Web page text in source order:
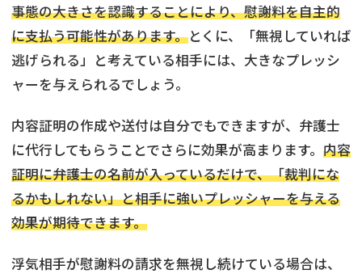
事態の大きさを認識することにより、慰謝料を自主的
に支払う可能性があります。とくに、「無視していれば
逃げられる」と考えている相手には、大きなプレッシ
ャーを与えられるでしょう。
内容証明の作成や送付は自分でもできますが、弁護士
に代行してもらうことでさらに効果が高まります。 内容
証明に弁護士の名前が入っているだけで、「裁判にな
るかもしれない」と相手に強いプレッシャーを与える
効果が期待できます。
浮気相手が慰謝料の請求を無視し続けている場合は、